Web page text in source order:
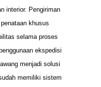
interior. Pengiriman
khusus
selama proses
ekspedisi
menjadi solusi
memiliki sistem